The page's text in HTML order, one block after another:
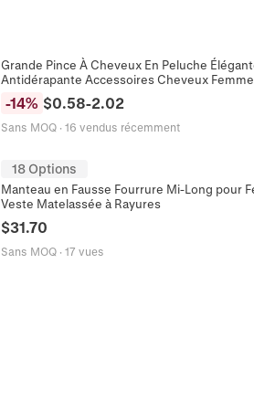
Grande Pince À Cheveux En Peluche
Antidérapante Accessoires Cheveux
-14% $0.58-2.02
Sans MOQ · 16 vendus récemment
18 Options
Manteau en Fausse Fourrure Mi-Long pour
Veste Matelassée à Rayures
$31.70
Sans MOQ · 17 vues